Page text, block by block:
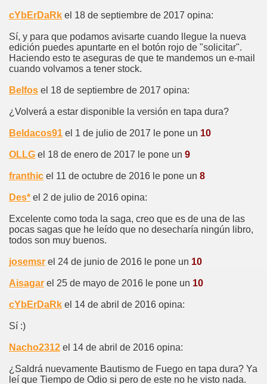
cYbErDaRk el 18 de septiembre de 2017 opina:
Sí, y para que podamos avisarte cuando llegue la nueva
edición puedes apuntarte en el botón rojo de "solicitar".
Haciendo esto te aseguras de que te mandemos un e-mail
cuando volvamos a tener stock.
Belfos el 18 de septiembre de 2017 opina:
¿Volverá a estar disponible la versión en tapa dura?
Beldacos91 el 1 de julio de 2017 le pone un 10
OLLG el 18 de enero de 2017 le pone un 9
franthic el 11 de octubre de 2016 le pone un 8
Des* el 2 de julio de 2016 opina:
Excelente como toda la saga, creo que es de una de las
pocas sagas que he leído que no desecharía ningún libro,
todos son muy buenos.
josemsr el 24 de junio de 2016 le pone un 10
Aisagar el 25 de mayo de 2016 le pone un 10
cYbErDaRk el 14 de abril de 2016 opina:
Sí :)
Nacho2312 el 14 de abril de 2016 opina:
¿Saldrá nuevamente Bautismo de Fuego en tapa dura? Ya
leí que Tiempo de Odio si pero de este no he visto nada.